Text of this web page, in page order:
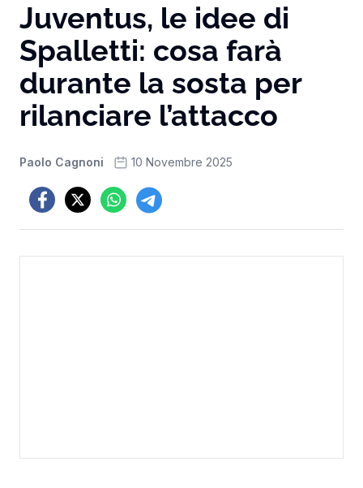
Juventus, le idee di
Spalletti: cosa farà
durante la sosta per
rilanciare l’attacco
Paolo Cagnoni 10 Novembre 2025